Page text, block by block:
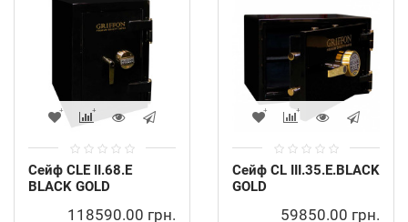
Сейф CLE II.68.E
BLACK GOLD
118590.00 грн.
Сейф CL III.35.E.BLACK
GOLD
59850.00 грн.